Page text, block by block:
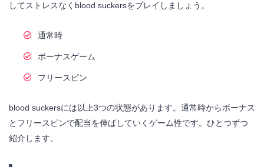
してストレスなくblood suckersをプレイしましょう。
通常時
ボーナスゲーム
フリースピン
blood suckersには以上3つの状態があります。通常時からボーナス
とフリースピンで配当を伸ばしていくゲーム性です。ひとつずつ
紹介します。